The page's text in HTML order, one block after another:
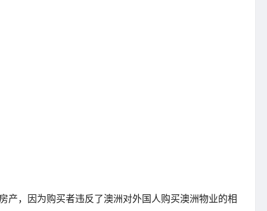
，因为购买者违反了澳洲对外国人购买澳洲物业的相